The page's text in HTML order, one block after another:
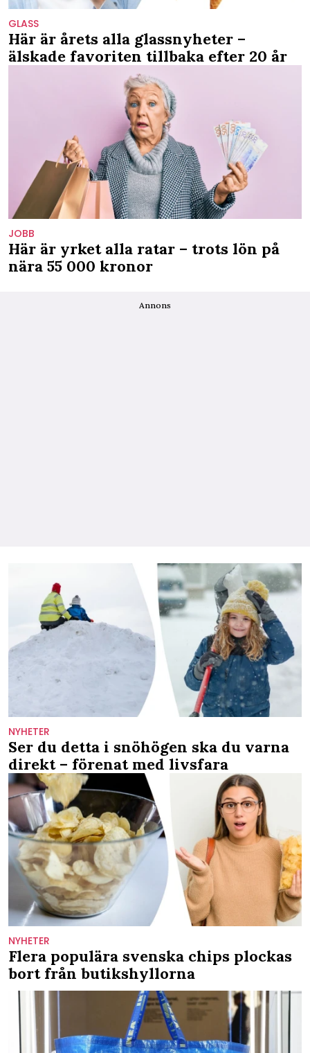
GLASS
Här är årets alla glassnyheter –
älskade favoriten tillbaka efter 20 år
JOBB
Här är yrket alla ratar – trots lön på
nära 55 000 kronor
Annons
NYHETER
Ser du detta i snöhögen ska du varna
direkt – förenat med livsfara
NYHETER
Flera populära svenska chips plockas
bort från butikshyllorna